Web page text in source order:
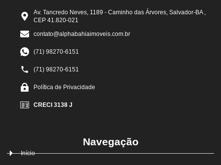
Av. Tancredo Neves, 1189 - Caminho das Árvores, Salvador-BA ,
CEP 41.820-021
contato@alphabahiaimoveis.com.br
(71) 98270-6151
(71) 98270-6151
Política de Privacidade
CRECI 3138 J
Navegação
Início